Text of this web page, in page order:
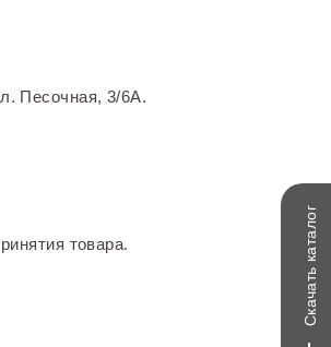
Песочная, 3/6А.
товара.
Скачать
каталог